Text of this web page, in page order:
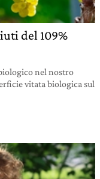
del 109%
nel nostro
vitata biologica sul